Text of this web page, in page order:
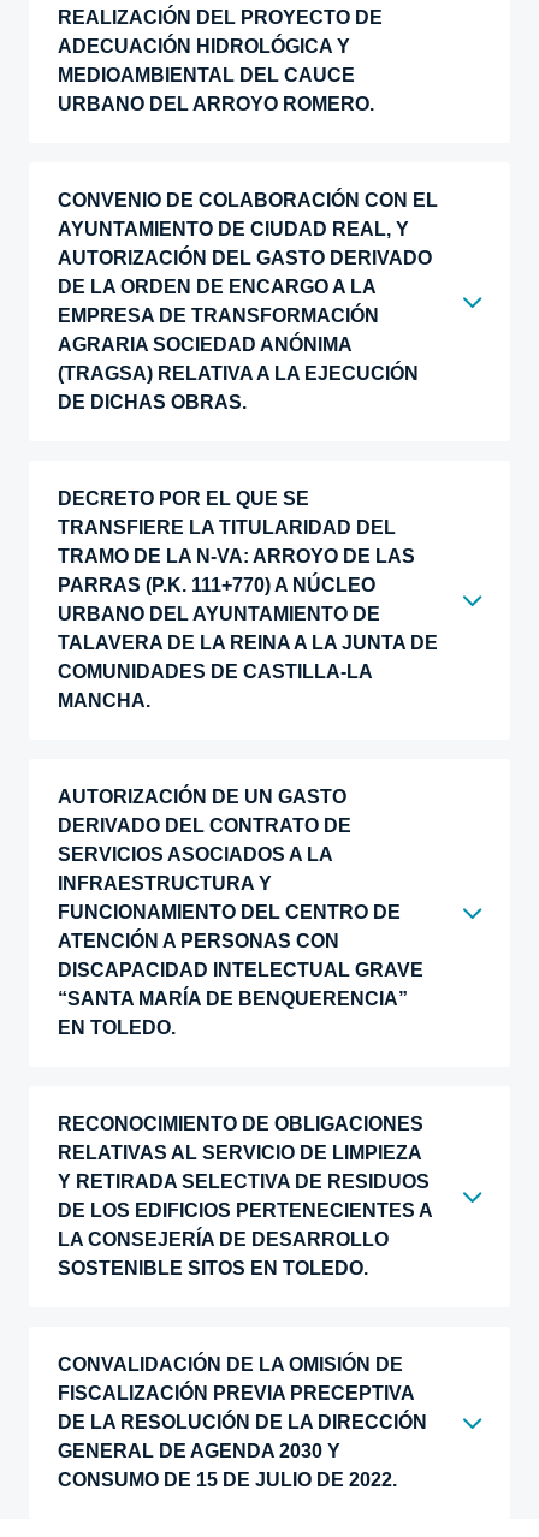
REALIZACIÓN DEL PROYECTO DE
ADECUACIÓN HIDROLÓGICA Y
MEDIOAMBIENTAL DEL CAUCE
URBANO DEL ARROYO ROMERO.
CONVENIO DE COLABORACIÓN CON EL
AYUNTAMIENTO DE CIUDAD REAL, Y
AUTORIZACIÓN DEL GASTO DERIVADO
DE LA ORDEN DE ENCARGO A LA
EMPRESA DE TRANSFORMACIÓN
AGRARIA SOCIEDAD ANÓNIMA
(TRAGSA) RELATIVA A LA EJECUCIÓN
DE DICHAS OBRAS.
DECRETO POR EL QUE SE
TRANSFIERE LA TITULARIDAD DEL
TRAMO DE LA N-VA: ARROYO DE LAS
PARRAS (P.K. 111+770) A NÚCLEO
URBANO DEL AYUNTAMIENTO DE
TALAVERA DE LA REINA A LA JUNTA DE
COMUNIDADES DE CASTILLA-LA
MANCHA.
AUTORIZACIÓN DE UN GASTO
DERIVADO DEL CONTRATO DE
SERVICIOS ASOCIADOS A LA
INFRAESTRUCTURA Y
FUNCIONAMIENTO DEL CENTRO DE
ATENCIÓN A PERSONAS CON
DISCAPACIDAD INTELECTUAL GRAVE
“SANTA MARÍA DE BENQUERENCIA”
EN TOLEDO.
RECONOCIMIENTO DE OBLIGACIONES
RELATIVAS AL SERVICIO DE LIMPIEZA
Y RETIRADA SELECTIVA DE RESIDUOS
DE LOS EDIFICIOS PERTENECIENTES A
LA CONSEJERÍA DE DESARROLLO
SOSTENIBLE SITOS EN TOLEDO.
CONVALIDACIÓN DE LA OMISIÓN DE
FISCALIZACIÓN PREVIA PRECEPTIVA
DE LA RESOLUCIÓN DE LA DIRECCIÓN
GENERAL DE AGENDA 2030 Y
CONSUMO DE 15 DE JULIO DE 2022.